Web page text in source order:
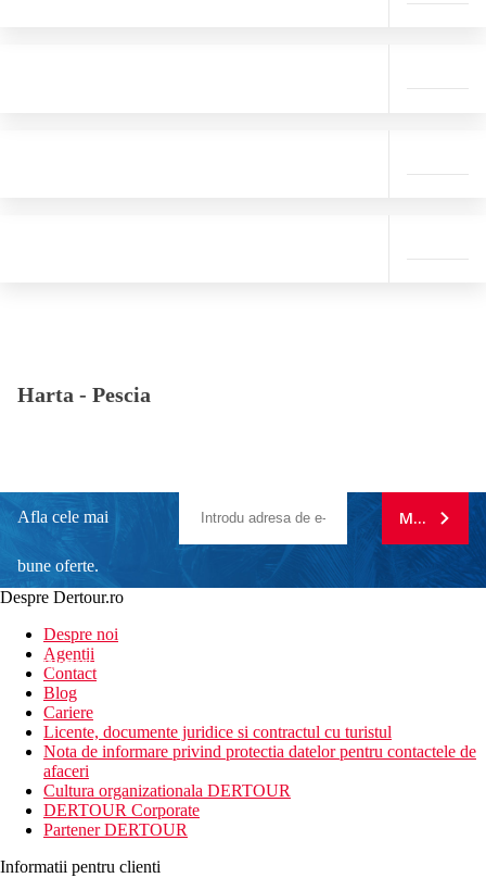
Harta - Pescia
Afla cele mai
bune oferte.
newsletter!
MA
Despre Dertour.ro
Despre noi
Agentii
Contact
Blog
Cariere
Licente, documente juridice si contractul cu turistul
Nota de informare privind protectia datelor pentru contactele de
afaceri
Cultura organizationala DERTOUR
DERTOUR Corporate
Partener DERTOUR
Informatii pentru clienti